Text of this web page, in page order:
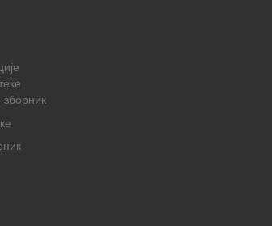
зборник